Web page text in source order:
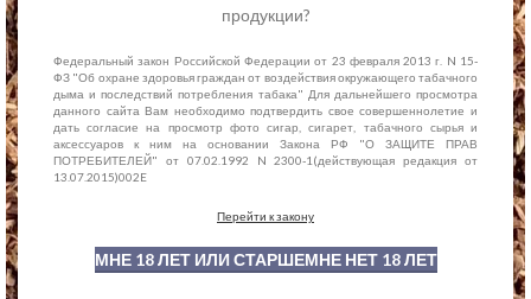
продукции?
Федеральный закон Российской Федерации от 23 февраля 2013 г. N 15-
ФЗ "Об охране здоровья граждан от воздействия окружающего табачного
дыма и последствий потребления табака" Для дальнейшего просмотра
данного сайта Вам необходимо подтвердить свое совершеннолетие и
дать согласие на просмотр фото сигар, сигарет, табачного сырья и
аксессуаров к ним на основании Закона РФ "О ЗАЩИТЕ ПРАВ
ПОТРЕБИТЕЛЕЙ" от 07.02.1992 N 2300-1(действующая редакция от
13.07.2015)002E
Перейти к закону
МНЕ 18 ЛЕТ ИЛИ СТАРШЕМНЕ НЕТ 18 ЛЕТ